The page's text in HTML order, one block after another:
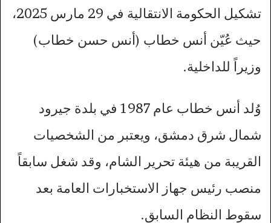
تشكيل الحكومة الانتقالية في 29 مارس 2025،
حيث عُيّن أنس خطاب (أنس حسن خطاب)
وزيراً للداخلية.
وُلد أنس خطاب عام 1987 في بلدة جيرود
شمال شرق دمشق، ويعتبر من الشخصيات
القريبة من هيئة تحرير الشام، وقد شغل سابقاً
منصب رئيس جهاز الاستخبارات العامة بعد
سقوط النظام السابق.